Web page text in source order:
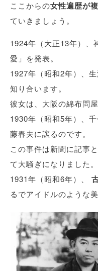
ここからの女性遍歴が
ていきましょう。
1924年（大正13年）、
愛」を発表。
1927年（昭和2年）、
知り合います。
彼女は、大阪の綿布問
1930年（昭和5年）、
藤春夫に譲るのです。
この事件は新聞に記事
て大騒ぎになりました。
1931年（昭和6年）、
るでアイドルのような美